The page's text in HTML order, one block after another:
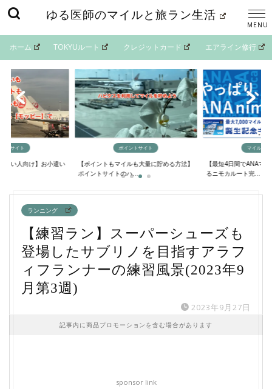
ゆる医師のマイルと旅ラン生活
ホーム TOKYUルート クレジットカード エアライン修行
トサイト
しい人向け】お小遣い
ポイントサイト
【ポイントもマイルも大量に貯める方法】
ポイントサイトのハ...
マイルの
【最短4日間でANAマ
るニモカルート完...
ランニング
【練習ラン】スーパーシューズも
登場したサブリノを目指すアラフ
ィフランナーの練習風景(2023年9
月第3週)
2023年9月27日
記事内に商品プロモーションを含む場合があります
sponsor link